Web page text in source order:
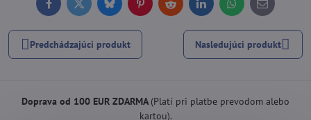
FacebookTwitterBlueskyPinterestReddit LinkedInWhatsApp
E-
mail
Predchádzajúci produkt Nasledujúci produkt
Doprava od 100 EUR ZDARMA(Platí pri platbe prevodom alebo
kartou).